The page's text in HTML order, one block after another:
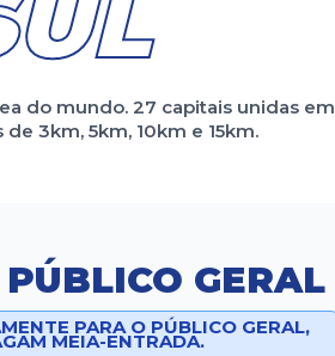
do mundo. 27 capitais unidas em
3km, 5km, 10km e 15km.
GERAL
PARA O PÚBLICO GERAL,
MEIA-ENTRADA.